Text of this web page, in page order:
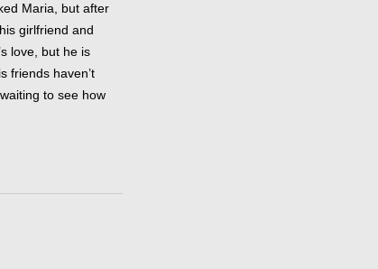
Maria, but after
girlfriend and
love, but he is
friends haven’t
to see how